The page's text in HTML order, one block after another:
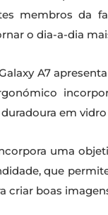
membros da
o dia-a-dia
A7
em
uma
que
criar boas